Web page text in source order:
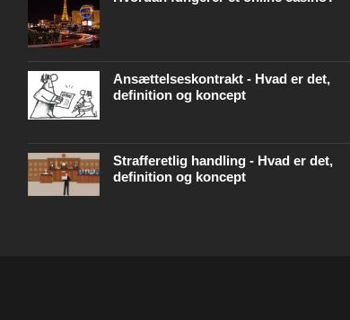
Ansættelseskontrakt - Hvad er det,
definition og koncept
Strafferetlig handling - Hvad er det,
definition og koncept